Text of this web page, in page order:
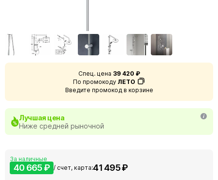
Спец. цена 39 420 ₽
По промокоду ЛЕТО
Введите промокод в корзине
Лучшая цена
Ниже средней рыночной
За наличные
40 665 ₽ / счет, карта:41 495 ₽